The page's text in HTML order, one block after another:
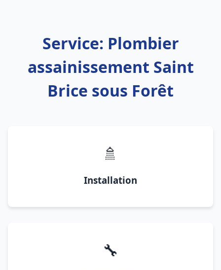
Service: Plombier
assainissement Saint
Brice sous Forêt
🚿
Installation
🔧